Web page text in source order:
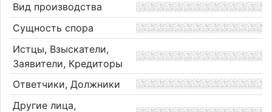
Вид производства
Сущность спора
Истцы, Взыскатели,
Заявители, Кредиторы
Ответчики, Должники
Другие лица,